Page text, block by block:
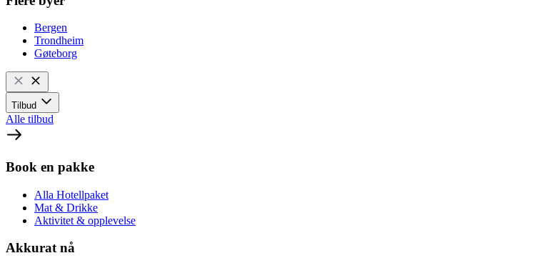
Bergen
Trondheim
Gøteborg
Tilbud
Alle tilbud
Book en pakke
Alla Hotellpaket
Mat & Drikke
Aktivitet & opplevelse
Akkurat nå